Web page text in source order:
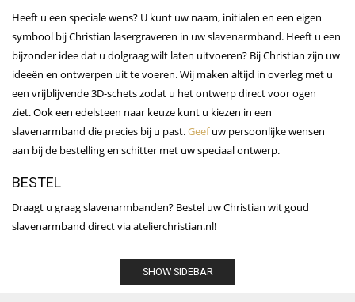
Heeft u een speciale wens? U kunt uw naam, initialen en een eigen
symbool bij Christian lasergraveren in uw slavenarmband. Heeft u een
bijzonder idee dat u dolgraag wilt laten uitvoeren? Bij Christian zijn uw
ideeën en ontwerpen uit te voeren. Wij maken altijd in overleg met u
een vrijblijvende 3D-schets zodat u het ontwerp direct voor ogen
ziet. Ook een edelsteen naar keuze kunt u kiezen in een
slavenarmband die precies bij u past.Geefuw persoonlijke wensen
aan bij de bestelling en schitter met uw speciaal ontwerp.
BESTEL
Draagt u graag slavenarmbanden? Bestel uw Christian wit goud
slavenarmband direct via atelierchristian.nl!
SHOW SIDEBAR